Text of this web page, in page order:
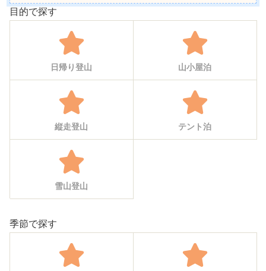
目的で探す
日帰り登山 山小屋泊
縦走登山 テント泊
雪山登山
季節で探す